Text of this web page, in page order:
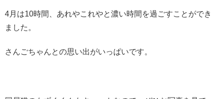
4月は10時間、あれやこれやと濃い時間を過ごすことができ
ました。
さんごちゃんとの思い出がいっぱいです。